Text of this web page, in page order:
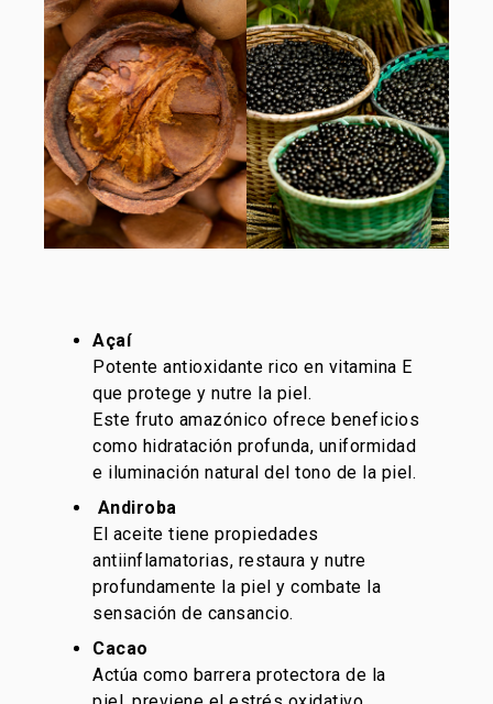
Açaí
Potente antioxidante rico en vitamina E
que protege y nutre la piel.
Este fruto amazónico ofrece beneficios
como hidratación profunda, uniformidad
e iluminación natural del tono de la piel.
Andiroba
El aceite tiene propiedades
antiinflamatorias, restaura y nutre
profundamente la piel y combate la
sensación de cansancio.
Cacao
Actúa como barrera protectora de la